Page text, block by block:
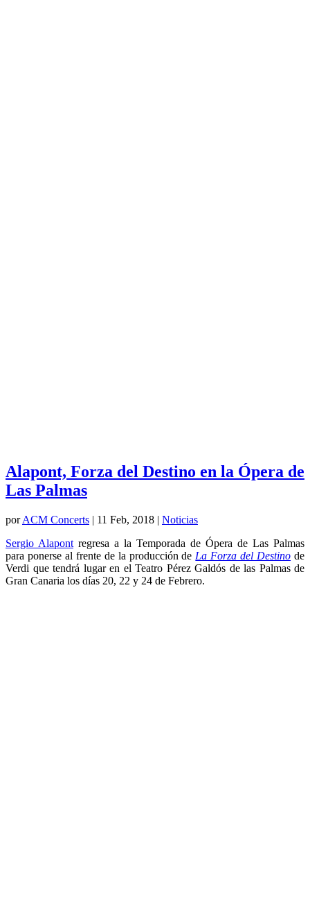
Alapont, Forza del Destino en la Ópera de
Las Palmas
porACM Concerts | 11 Feb, 2018 | Noticias
Sergio Alapont regresa a la Temporada de Ópera de Las Palmas
para ponerse al frente de la producción de La Forza del Destino de
Verdi que tendrá lugar en el Teatro Pérez Galdós de las Palmas de
Gran Canaria los días 20, 22 y 24 de Febrero.